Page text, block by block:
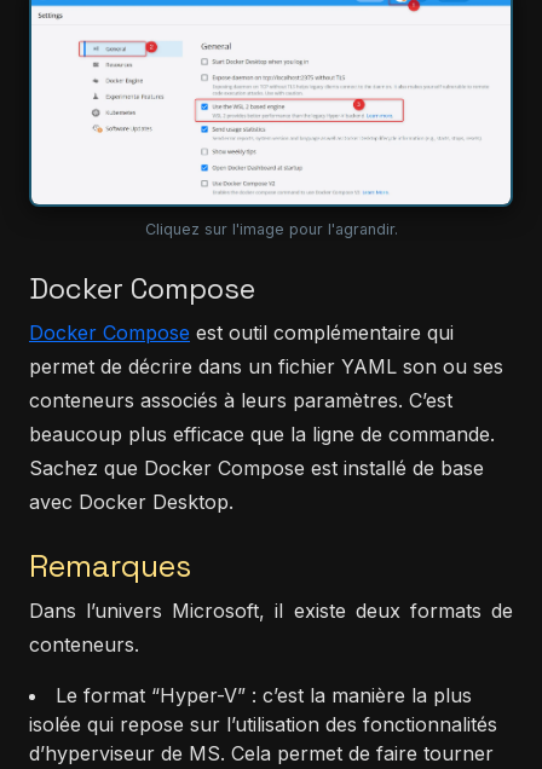
Cliquez sur l'image pour l'agrandir.
Docker Compose
Docker Compose est outil complémentaire qui
permet de décrire dans un fichier YAML son ou ses
conteneurs associés à leurs paramètres. C’est
beaucoup plus efficace que la ligne de commande.
Sachez que Docker Compose est installé de base
avec Docker Desktop.
Remarques
Dans l’univers Microsoft, il existe deux formats de
conteneurs.
Le format “Hyper-V” : c’est la manière la plus
isolée qui repose sur l’utilisation des fonctionnalités
d’hyperviseur de MS. Cela permet de faire tourner